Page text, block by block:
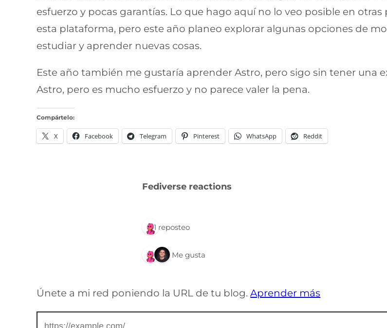
esfuerzo y pocas garantías. Lo que hago aquí no lo veo posible en
esta plataforma, pero este año planeo explorar algunas opciones de
estudiar y aprender nuevas cosas.
Este año también me gustaría aprender Astro, pero sigo sin tener una
Astro, pero es mucho esfuerzo y no parece valer la pena.
Compártelo:
X Facebook Telegram Pinterest WhatsApp Reddit
Fediverse reactions
1 reposteo
2 Me gusta
Únete a mi red poniendo la URL de tu blog.Aprender más